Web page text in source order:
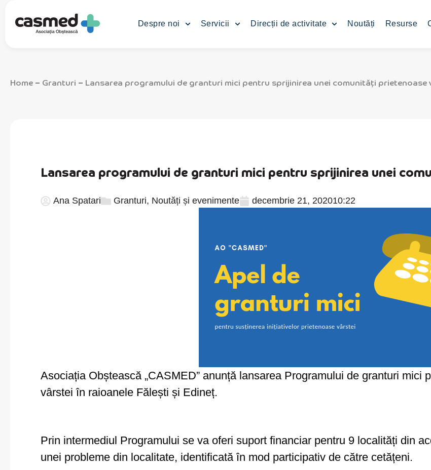
Despre noi Servicii Direcții de activitate Noutăți Resurse
Home – Granturi – Lansarea programului de granturi mici pentru sprijinirea unei comunități prietenoase
Lansarea programului de granturi mici pentru sprijinirea unei
Ana Spatari Granturi, Noutăți și evenimente decembrie 21, 202010:22
Asociația Obștească „CASMED” anunță lansarea Programului de granturi mici
vârstei în raioanele Fălești și Edineț.
Prin intermediul Programului se va oferi suport financiar pentru 9 localități din
unei probleme din localitate, identificată în mod participativ de către cetățeni.